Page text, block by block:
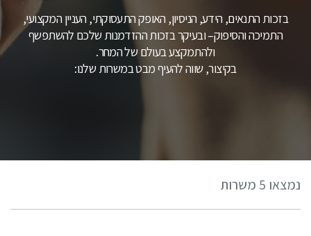
בזכות התנאים, הידע, הניסיון, האופק התעסוקתי, העניין המקצועי,
התמיכה והסיפוק– ובעיקר בזכות ההזדמנות שלכם להשתפשף
ולהתמקצע בעולם של המחר.
בקיצור, שווה להעיף מבט במשרות שלנו:
5 משרות